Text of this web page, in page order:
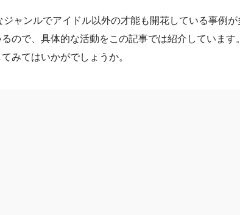
ャンルでアイドル以外の才能も開花している事例
ので、具体的な活動をこの記事では紹介していま
みてはいかがでしょうか。